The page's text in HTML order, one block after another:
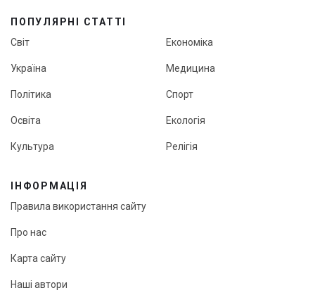
ПОПУЛЯРНІ СТАТТІ
Світ
Україна
Політика
Освіта
Культура
Економіка
Медицина
Спорт
Екологія
Релігія
ІНФОРМАЦІЯ
Правила використання сайту
Про нас
Карта сайту
Наші автори